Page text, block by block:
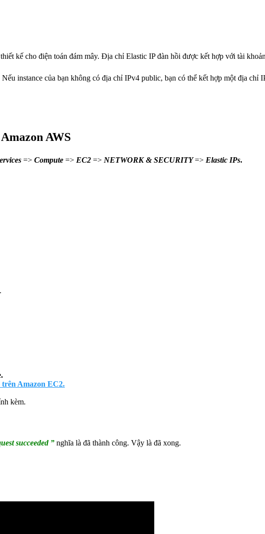
kế cho điện toán đám mây. Địa chỉ Elastic IP đàn hồi được kết hợp với tài
instance của bạn không có địa chỉ IPv4 public, bạn có thể kết hợp một địa chỉ
AWS
=> Compute => EC2 => NETWORK & SECURITY=> Elastic IPs.
.
trên Amazon EC2.
kèm.
succeeded ” nghĩa là đã thành công. Vậy là đã xong.